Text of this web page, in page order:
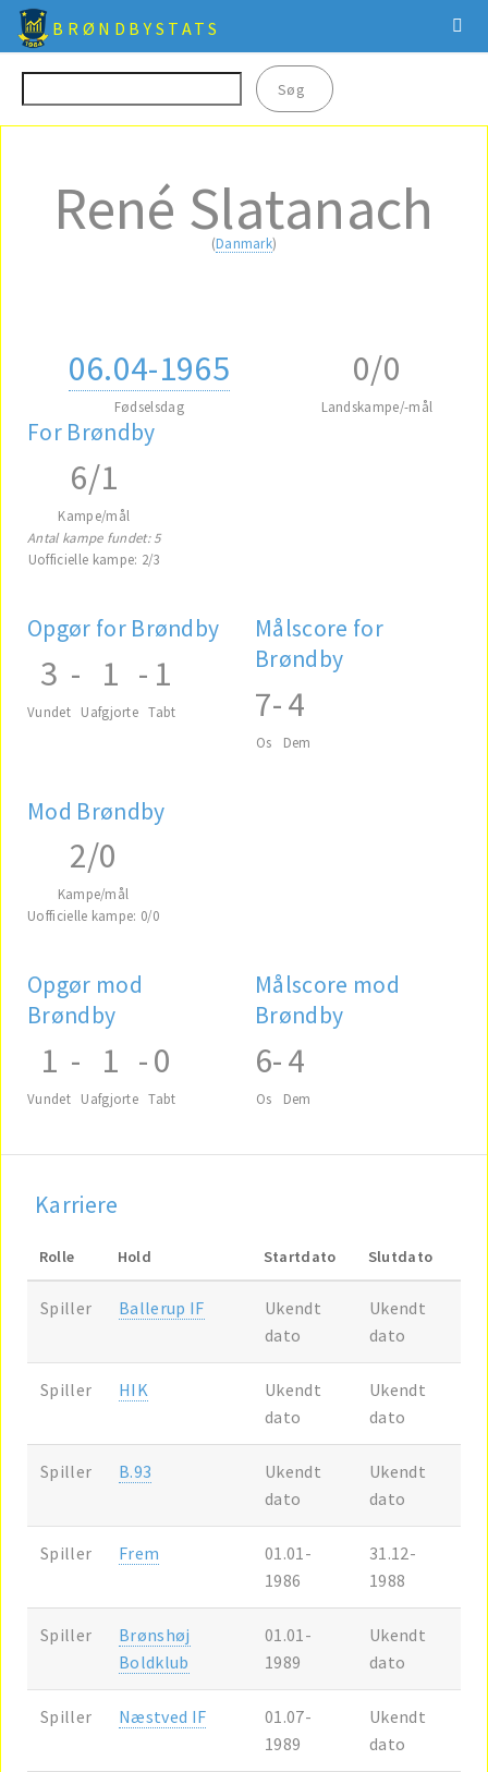
BRØNDBYSTATS
René Slatanach
(Danmark)
06.04-1965
Fødselsdag
0/0
Landskampe/-mål
For Brøndby
6/1
Kampe/mål
Antal kampe fundet: 5
Uofficielle kampe: 2/3
Opgør for Brøndby
3
Vundet
- 1
Uafgjorte
- 1
Tabt
Målscore for
Brøndby
7
Os
-4
Dem
Mod Brøndby
2/0
Kampe/mål
Uofficielle kampe: 0/0
Opgør mod
Brøndby
1
Vundet
- 1
Uafgjorte
-0
Tabt
Målscore mod
Brøndby
6
Os
-4
Dem
Karriere
Rolle Hold Startdato Slutdato
Spiller Ballerup IF
Ukendt
dato
Ukendt
dato
Spiller HIK
Ukendt
dato
Ukendt
dato
Spiller B.93
Ukendt
dato
Ukendt
dato
Spiller Frem
01.01-
1986
31.12-
1988
Spiller
Brønshøj
Boldklub
01.01-
1989
Ukendt
dato
Spiller Næstved IF
01.07-
1989
Ukendt
dato